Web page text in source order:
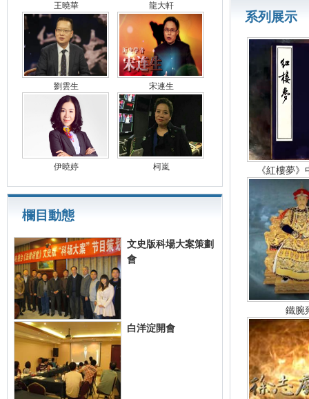
王曉華 龍大軒
劉雲生 宋連生
伊曉婷 柯嵐
欄目動態
文史版科場大案策劃
會
白洋淀開會
系列展示
《紅樓夢
鐵腕